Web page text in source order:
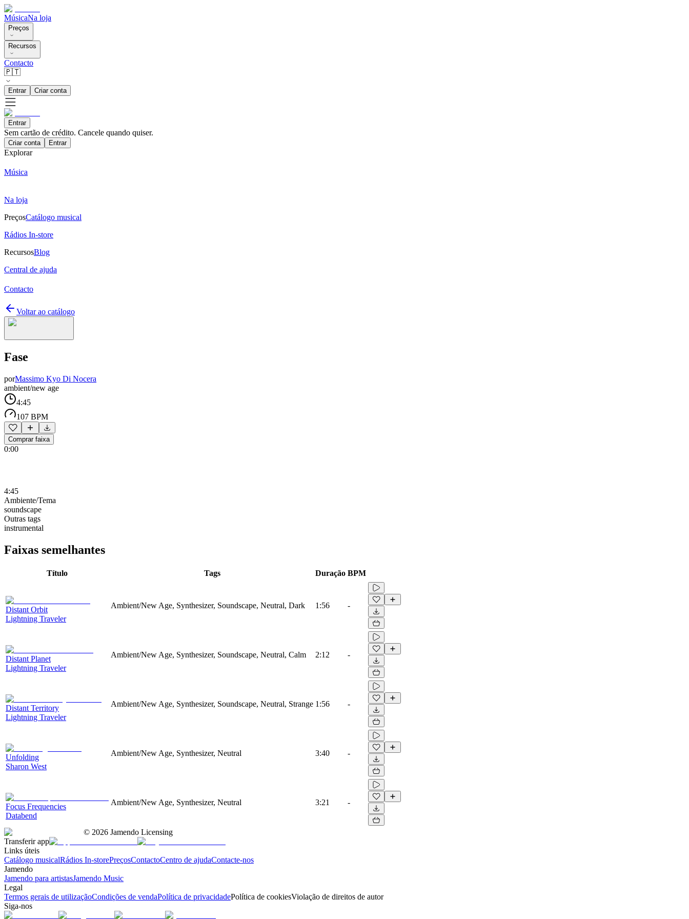
MúsicaNa loja
Preços
Recursos
Contacto
🇵🇹
Entrar Criar conta
Entrar
Sem cartão de crédito. Cancele quando quiser.
Criar conta Entrar
Explorar
Música
Na loja
PreçosCatálogo musical
Rádios In-store
RecursosBlog
Central de ajuda
Contacto
Voltar ao catálogo
Fase
porMassimo Kyo Di Nocera
ambient/new age
4:45
107 BPM
Comprar faixa
0:00
4:45
Ambiente/Tema
soundscape
Outras tags
instrumental
Faixas semelhantes
Título Tags Duração BPM
Distant Orbit
Lightning Traveler
Ambient/New Age, Synthesizer, Soundscape, Neutral, Dark 1:56 -
Distant Planet
Lightning Traveler
Ambient/New Age, Synthesizer, Soundscape, Neutral, Calm 2:12 -
Distant Territory
Lightning Traveler
Ambient/New Age, Synthesizer, Soundscape, Neutral, Strange 1:56 -
Unfolding
Sharon West
Ambient/New Age, Synthesizer, Neutral 3:40 -
Focus Frequencies
Databend
Ambient/New Age, Synthesizer, Neutral 3:21 -
© 2026 Jamendo Licensing
Transferir app
Links úteis
Catálogo musicalRádios In-storePreçosContactoCentro de ajudaContacte-nos
Jamendo
Jamendo para artistasJamendo Music
Legal
Termos gerais de utilizaçãoCondições de vendaPolítica de privacidadePolítica de cookiesViolação de direitos de autor
Siga-nos